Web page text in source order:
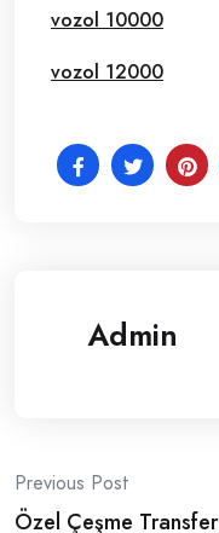
vozol 10000
vozol 12000
Admin
Post
Previous Post
Özel Çeşme Transfer